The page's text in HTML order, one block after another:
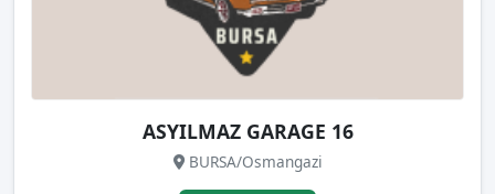
ASYILMAZ GARAGE 16
BURSA/Osmangazi